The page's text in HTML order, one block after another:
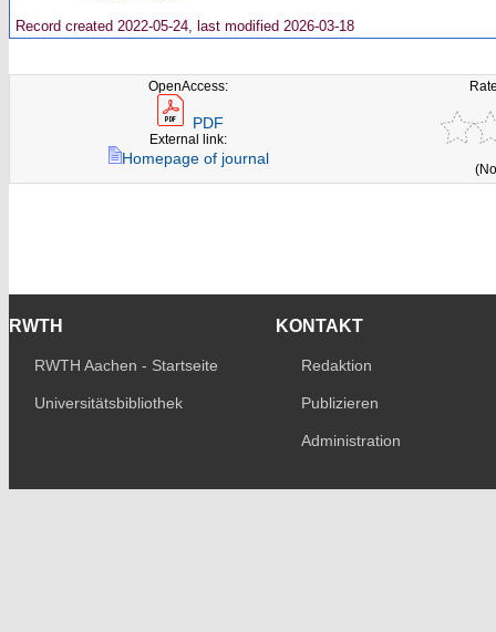
Record created 2022-05-24, last modified 2026-03-18
OpenAccess:
PDF
External link:
Homepage of journal
RWTH
RWTH Aachen - Startseite
Universitätsbibliothek
KONTAKT
Redaktion
Publizieren
Administration